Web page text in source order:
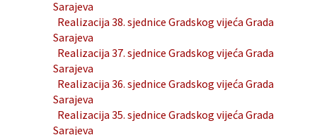
Sarajeva
Realizacija 38. sjednice Gradskog vijeća Grada
Sarajeva
Realizacija 37. sjednice Gradskog vijeća Grada
Sarajeva
Realizacija 36. sjednice Gradskog vijeća Grada
Sarajeva
Realizacija 35. sjednice Gradskog vijeća Grada
Sarajeva